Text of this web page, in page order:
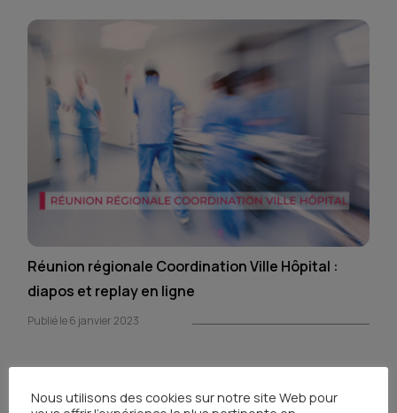
Réunion régionale Coordination Ville Hôpital :
diapos et replay en ligne
Publié le 6 janvier 2023
Nous utilisons des cookies sur notre site Web pour